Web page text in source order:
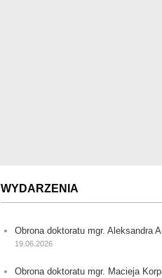
WYDARZENIA
Obrona doktoratu mgr. Aleksandra
19.06.2026
Obrona doktoratu mgr. Macieja